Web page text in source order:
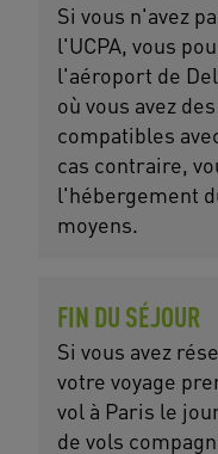
Si vous n'avez
l'UCPA, vous
l'aéroport de
où vous avez
compatibles
cas contraire,
l'hébergement
moyens.
FIN DU SÉJOUR
Si vous avez
votre voyage
vol à Paris le
de vols